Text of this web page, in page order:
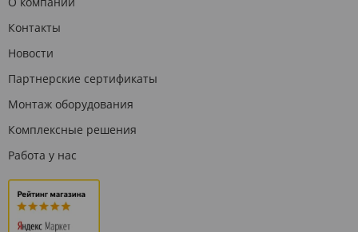
Контакты
Новости
Партнерские сертификаты
Монтаж оборудования
Комплексные решения
Работа у нас